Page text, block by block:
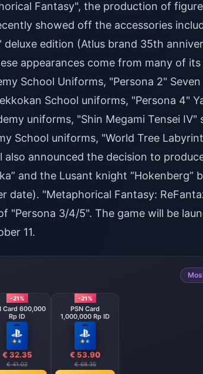
Fantasy", the production of
showed off the accessories
edition (Atlus brand 35th
appearances come from many of its
School Uniforms, "Persona 2"
School uniforms, "Persona 4"
uniforms, "Shin Megami Tensei IV"
School uniforms, "World Tree
announced the decision to
and the Lusant knight “Hokenberg”
date). "Metaphorical Fantasy:
"Persona 3/4/5". The game will be
11.
-21%
Card 600,000
Rp ID
€ 32.35
€ 41.02
-21%
PSN Card
1,000,000 Rp ID
€ 53.90
€ 68.35